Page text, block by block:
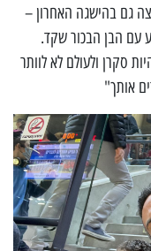
גם בהישגה האחרון –
עם הבן הבכור שקד.
סקרן ולעולם לא לוותר
אותך"